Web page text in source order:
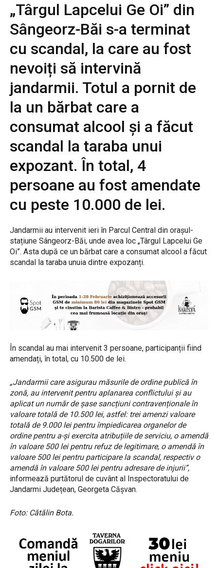
„Târgul Lapcelui Ge Oi” din
Sângeorz-Băi s-a terminat
cu scandal, la care au fost
nevoiți să intervină
jandarmii. Totul a pornit de
la un bărbat care a
consumat alcool și a făcut
scandal la taraba unui
expozant. În total, 4
persoane au fost amendate
cu peste 10.000 de lei.
Jandarmii au intervenit ieri în Parcul Central din orașul-
stațiune Sângeorz-Băi, unde avea loc „Târgul Lapcelui Ge
Oi”. Asta după ce un bărbat care a consumat alcool a făcut
scandal la taraba unuia dintre expozanți.
În scandal au mai intervenit 3 persoane, participanții fiind
amendați, în total, cu 10.500 de lei.
„Jandarmii care asigurau măsurile de ordine publică în
zonă, au intervenit pentru aplanarea conflictului și au
aplicat un număr de șase sancțiuni contravenționale în
valoare totală de 10.500 lei, astfel: trei amenzi valoare
totală de 9.000 lei pentru împiedicarea organelor de
ordine pentru a-și exercita atribuțiile de serviciu, o amendă
în valoare 500 lei pentru refuz de legitimare, o amendă în
valoare 500 lei pentru participare la scandal, respectiv o
amendă în valoare 500 lei pentru adresare de injurii”,
informează purtătorul de cuvânt al Inspectoratului de
Jandarmi Județean, Georgeta Cășvan.
Foto: Cătălin Bota.